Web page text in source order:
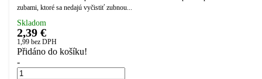
zubami, ktoré sa nedajú vyčistiť zubnou...
Skladom
2,39 €
1,99 bez DPH
Přidáno do košíku!
-